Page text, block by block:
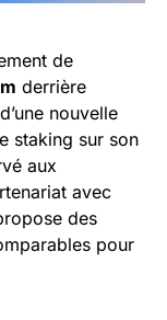
de
derrière
nouvelle
staking sur son
aux
avec
des
pour